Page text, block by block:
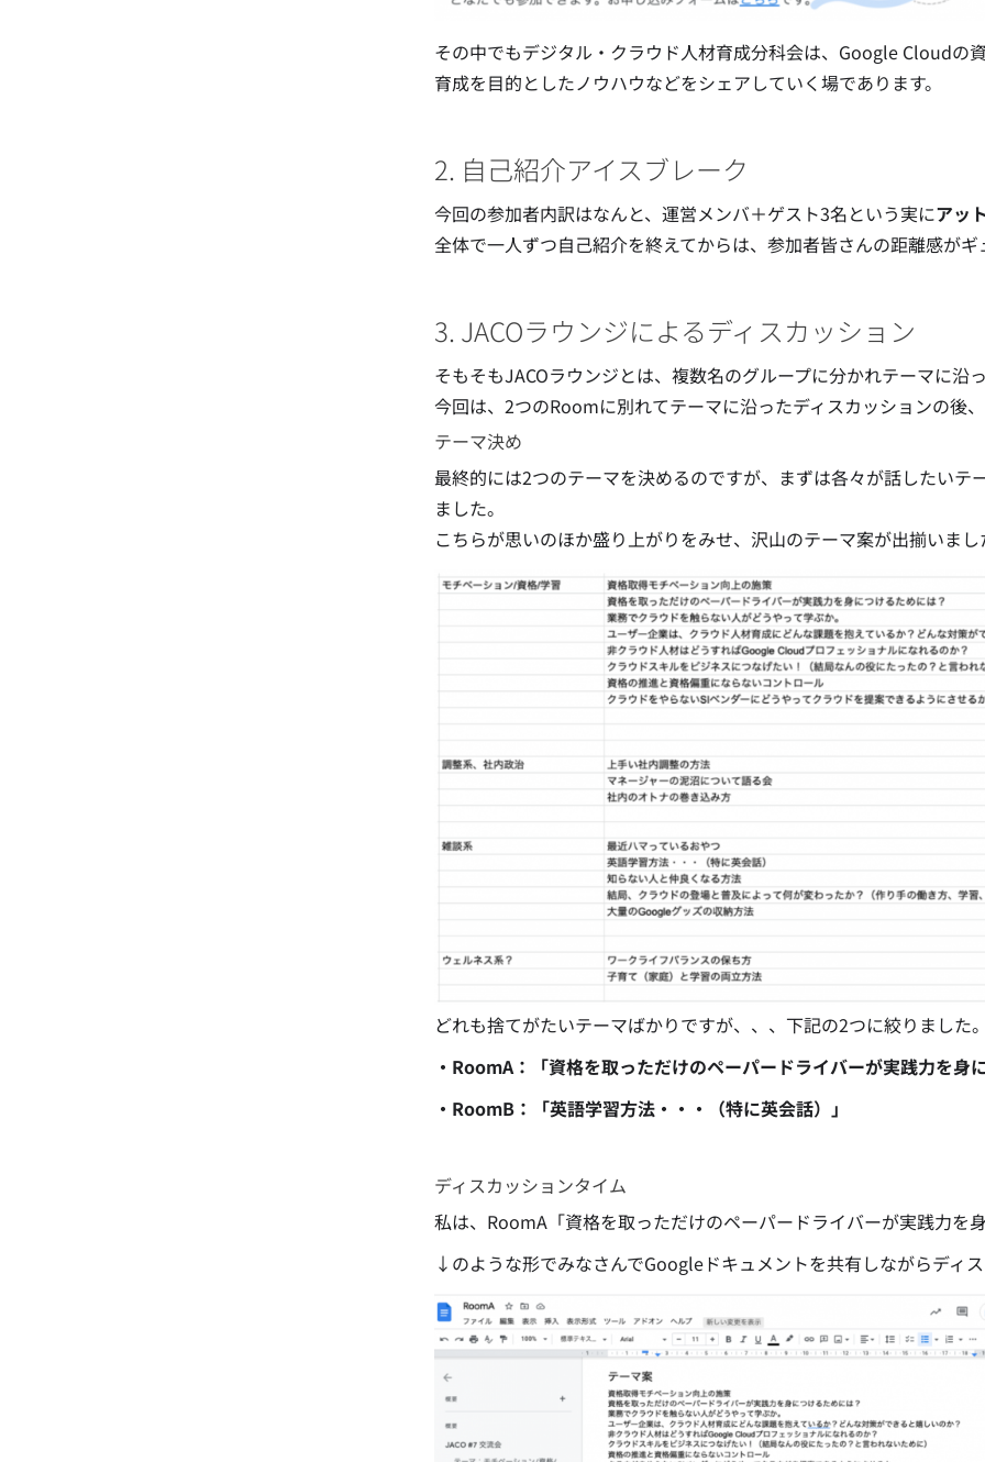
その中でもデジタル・クラウド人材育成分科会は、Google Cloudの
育成を目的としたノウハウなどをシェアしていく場であります。
2. 自己紹介アイスブレーク
今回の参加者内訳はなんと、運営メンバ＋ゲスト3名という実にアッ
全体で一人ずつ自己紹介を終えてからは、参加者皆さんの距離感が
3. JACOラウンジによるディスカッション
そもそもJACOラウンジとは、複数名のグループに分かれテーマに沿
今回は、2つのRoomに別れてテーマに沿ったディスカッションの後
テーマ決め
最終的には2つのテーマを決めるのですが、まずは各々が話したい
ました。
こちらが思いのほか盛り上がりをみせ、沢山のテーマ案が出揃いま
どれも捨てがたいテーマばかりですが、、、下記の2つに絞りました
・RoomA：「資格を取っただけのペーパードライバーが実践力を身
・RoomB：「英語学習方法・・・（特に英会話）」
ディスカッションタイム
私は、RoomA「資格を取っただけのペーパードライバーが実践力を
↓のような形でみなさんでGoogleドキュメントを共有しながらディ